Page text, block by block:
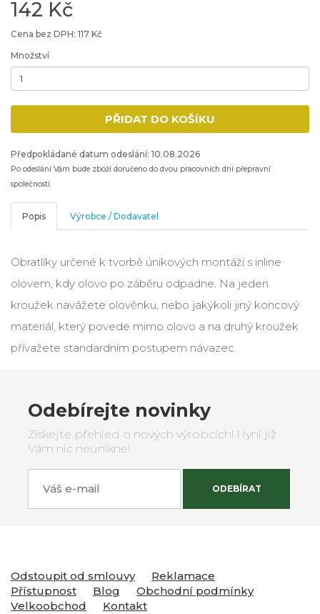
142 Kč
Cena bez DPH: 117 Kč
Množství
PŘIDAT DO KOŠÍKU
Předpokládané datum odeslání: 10.08.2026
Po odeslání Vám bude zboží doručeno do dvou pracovních dní přepravní
společností.
Popis Výrobce / Dodavatel
Obratlíky určené k tvorbě únikových montáží s inline
olovem, kdy olovo po záběru odpadne. Na jeden
kroužek navážete olověnku, nebo jakýkoli jiný koncový
materiál, který povede mimo olovo a na druhý kroužek
přívažete standardním postupem návazec.
Odebírejte novinky
Získejte přehled o nových výrobcích! Nyní již
Vám nic neunikne!
ODEBÍRAT
Odstoupit od smlouvy
Reklamace
Přístupnost
Blog
Obchodní podmínky
Velkoobchod
Kontakt